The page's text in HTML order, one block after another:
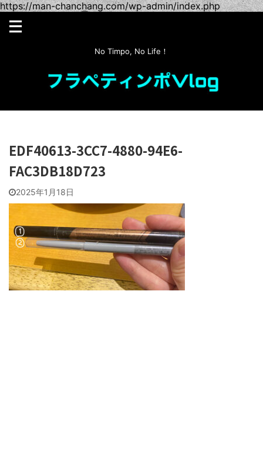
https://man-chanchang.com/wp-admin/index.php
No Timpo, No Life！
EDF40613-3CC7-4880-94E6-
FAC3DB18D723
2025年1月18日